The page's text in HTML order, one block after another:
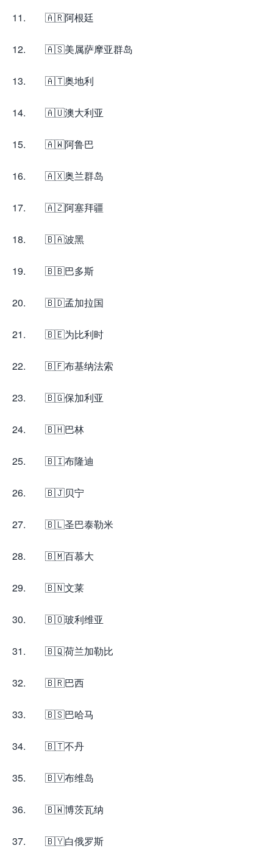
11. 🇦🇷阿根廷
12. 🇦🇸美属萨摩亚群岛
13. 🇦🇹奥地利
14. 🇦🇺澳大利亚
15. 🇦🇼阿鲁巴
16. 🇦🇽奥兰群岛
17. 🇦🇿阿塞拜疆
18. 🇧🇦波黑
19. 🇧🇧巴多斯
20. 🇧🇩孟加拉国
21. 🇧🇪为比利时
22. 🇧🇫布基纳法索
23. 🇧🇬保加利亚
24. 🇧🇭巴林
25. 🇧🇮布隆迪
26. 🇧🇯贝宁
27. 🇧🇱圣巴泰勒米
28. 🇧🇲百慕大
29. 🇧🇳文莱
30. 🇧🇴玻利维亚
31. 🇧🇶荷兰加勒比
32. 🇧🇷巴西
33. 🇧🇸巴哈马
34. 🇧🇹不丹
35. 🇧🇻布维岛
36. 🇧🇼博茨瓦纳
37. 🇧🇾白俄罗斯